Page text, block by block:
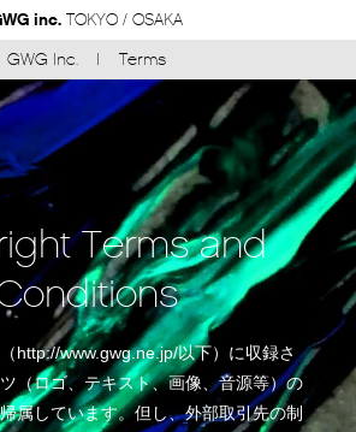
inc. TOKYO / OSAKA
GWG Inc.
Terms
Terms and
http://www.gwg.ne.jp/以下）に収録さ
（ロゴ、テキスト、画像、音源等）の
属しています。但し、外部取引先の制